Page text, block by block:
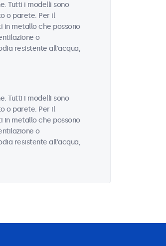
Tutti i modelli sono
o parete. Per il
in metallo che possono
o
resistente all'acqua,
Tutti i modelli sono
o parete. Per il
in metallo che possono
o
resistente all'acqua,